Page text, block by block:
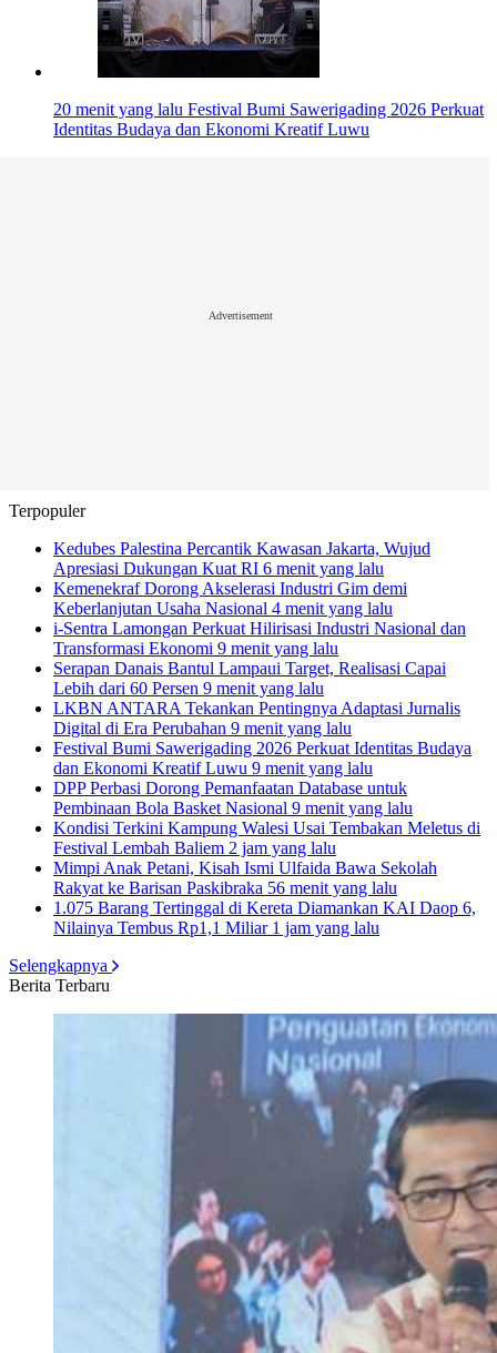
20 menit yang lalu Festival Bumi Sawerigading 2026 Perkuat
Identitas Budaya dan Ekonomi Kreatif Luwu
Advertisement
Terpopuler
Kedubes Palestina Percantik Kawasan Jakarta, Wujud
Apresiasi Dukungan Kuat RI 6 menit yang lalu
Kemenekraf Dorong Akselerasi Industri Gim demi
Keberlanjutan Usaha Nasional 4 menit yang lalu
i-Sentra Lamongan Perkuat Hilirisasi Industri Nasional dan
Transformasi Ekonomi 9 menit yang lalu
Serapan Danais Bantul Lampaui Target, Realisasi Capai
Lebih dari 60 Persen 9 menit yang lalu
LKBN ANTARA Tekankan Pentingnya Adaptasi Jurnalis
Digital di Era Perubahan 9 menit yang lalu
Festival Bumi Sawerigading 2026 Perkuat Identitas Budaya
dan Ekonomi Kreatif Luwu 9 menit yang lalu
DPP Perbasi Dorong Pemanfaatan Database untuk
Pembinaan Bola Basket Nasional 9 menit yang lalu
Kondisi Terkini Kampung Walesi Usai Tembakan Meletus di
Festival Lembah Baliem 2 jam yang lalu
Mimpi Anak Petani, Kisah Ismi Ulfaida Bawa Sekolah
Rakyat ke Barisan Paskibraka 56 menit yang lalu
1.075 Barang Tertinggal di Kereta Diamankan KAI Daop 6,
Nilainya Tembus Rp1,1 Miliar 1 jam yang lalu
Selengkapnya
Berita Terbaru